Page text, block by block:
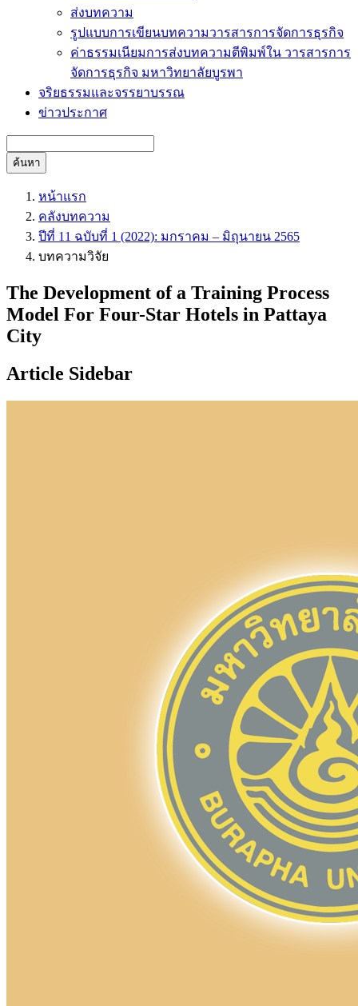
ส่งบทความ
รูปแบบการเขียนบทความวารสารการจัดการธุรกิจ
ค่าธรรมเนียมการส่งบทความตีพิมพ์ใน วารสารการ
จัดการธุรกิจ มหาวิทยาลัยบูรพา
จริยธรรมและจรรยาบรรณ
ข่าวประกาศ
ค้นหา
หน้าแรก
คลังบทความ
ปีที่ 11 ฉบับที่ 1 (2022): มกราคม – มิถุนายน 2565
บทความวิจัย
The Development of a Training Process
Model For Four-Star Hotels in Pattaya
City
Article Sidebar